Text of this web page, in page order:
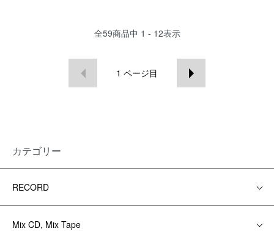
全59商品中 1 - 12表示
1 ページ目
カテゴリー
RECORD
Mix CD, Mix Tape